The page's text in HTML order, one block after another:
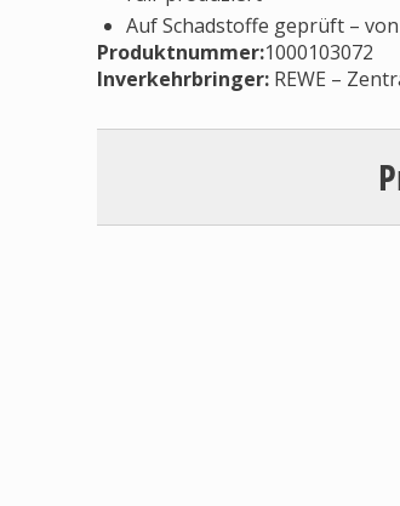
Auf Schadstoffe geprüft –
Produktnummer:1000103072
Inverkehrbringer: REWE –